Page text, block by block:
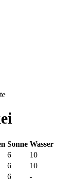
Sonne Wasser
6
10
6
10
6
-